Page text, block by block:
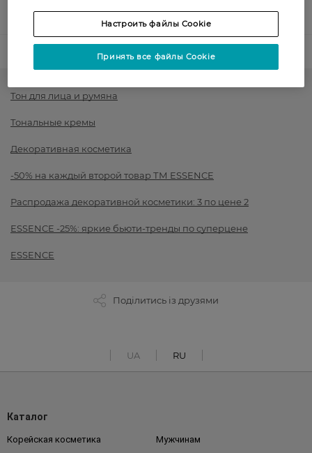
Показать больше
Тон для лица и румяна
Тональные кремы
Декоративная косметика
-50% на каждый второй товар ТМ ESSENCE
Распродажа декоративной косметики: 3 по цене 2
ESSENCE -25%: яркие бьюти-тренды по суперцене
ESSENCE
Поділитись із друзями
UA RU
Каталог
Корейская косметика Мужчинам
Настроить файлы Cookie
Принять все файлы Cookie